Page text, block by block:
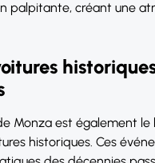
palpitante, créant une
Monza est également le
historiques. Ces